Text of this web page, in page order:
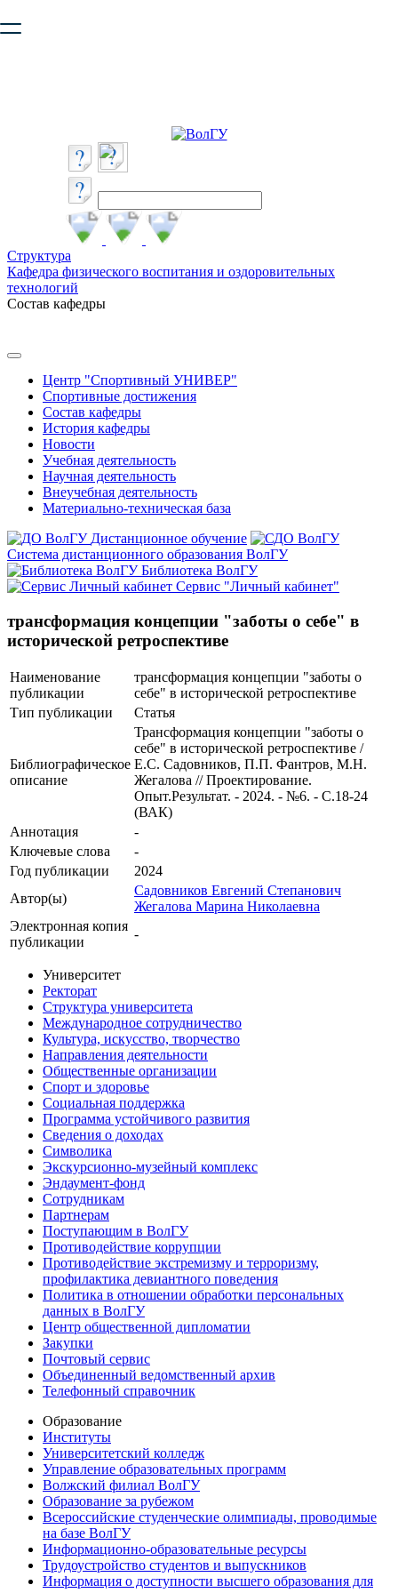
безопасную работу с сайтом. Пожалуйста
Структура
Кафедра физического воспитания и оздоровительных
технологий
Состав кафедры
Центр "Спортивный УНИВЕР"
Спортивные достижения
Состав кафедры
История кафедры
Новости
Учебная деятельность
Научная деятельность
Внеучебная деятельность
Материально-техническая база
Дистанционное обучение
Система дистанционного образования ВолГУ
Библиотека ВолГУ
Сервис "Личный кабинет"
трансформация концепции "заботы о себе" в
исторической ретроспективе
Наименование
публикации
трансформация концепции "заботы о
себе" в исторической ретроспективе
Тип публикации
Статья
Библиографическое
описание
Трансформация концепции "заботы о
себе" в исторической ретроспективе /
Е.С. Садовников, П.П. Фантров, М.Н.
Жегалова // Проектирование.
Опыт.Результат. - 2024. - №6. - С.18-24
(ВАК)
Аннотация
-
Ключевые cлова
-
Год публикации
2024
Автор(ы)
Садовников Евгений Степанович
Жегалова Марина Николаевна
Электронная копия
публикации
-
Университет
Ректорат
Структура университета
Международное сотрудничество
Культура, искусство, творчество
Направления деятельности
Общественные организации
Спорт и здоровье
Социальная поддержка
Программа устойчивого развития
Сведения о доходах
Символика
Экскурсионно-музейный комплекс
Эндаумент-фонд
Сотрудникам
Партнерам
Поступающим в ВолГУ
Противодействие коррупции
Противодействие экстремизму и терроризму,
профилактика девиантного поведения
Политика в отношении обработки персональных
данных в ВолГУ
Центр общественной дипломатии
Закупки
Почтовый сервис
Объединенный ведомственный архив
Телефонный справочник
Образование
Институты
Университетский колледж
Управление образовательных программ
Волжский филиал ВолГУ
Образование за рубежом
Всероссийские студенческие олимпиады, проводимые
на базе ВолГУ
Информационно-образовательные ресурсы
Трудоустройство студентов и выпускников
Информация о доступности высшего образования для